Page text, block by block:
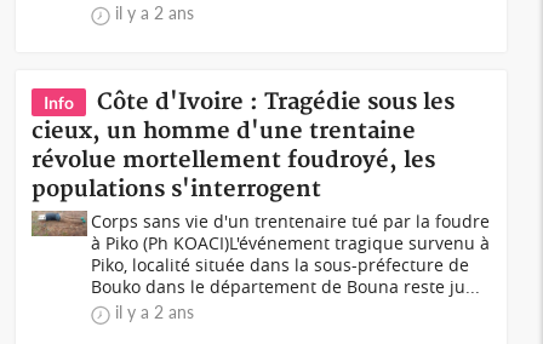
il y a 2 ans
Info
Côte d'Ivoire : Tragédie sous les
cieux, un homme d'une trentaine
révolue mortellement foudroyé, les
populations s'interrogent
Corps sans vie d'un trentenaire tué par la foudre
à Piko (Ph KOACI)L'événement tragique survenu à
Piko, localité située dans la sous-préfecture de
Bouko dans le département de Bouna reste ju...
il y a 2 ans